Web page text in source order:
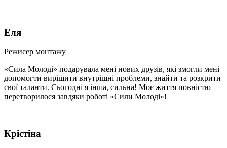
Еля
Режисер монтажу
«Сила Молоді» подарувала мені нових друзів, які змогли мені
допомогти вирішити внутрішні проблеми, знайти та розкрити
свої таланти. Сьогодні я інша, сильна! Моє життя повністю
перетворилося завдяки роботі «Сили Молоді»!
Крістіна